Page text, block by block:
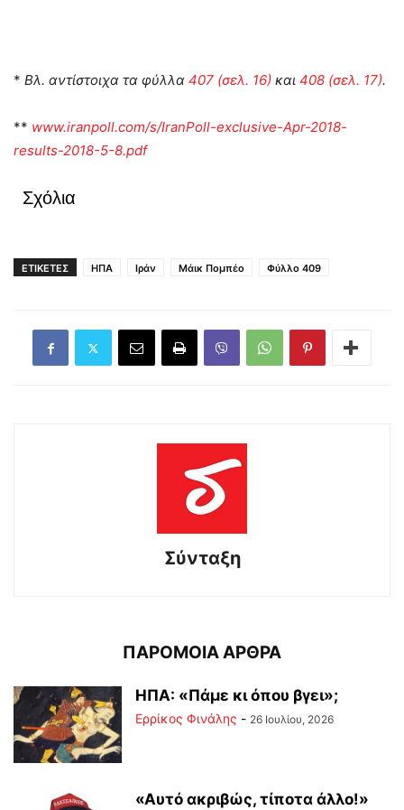
* Βλ. αντίστοιχα τα φύλλα 407 (σελ. 16) και 408 (σελ. 17).
** www.iranpoll.com/s/IranPoll-exclusive-Apr-2018-
results-2018-5-8.pdf
Σχόλια
ΕΤΙΚΕΤΕΣ ΗΠΑ Ιράν Μάικ Πομπέο Φύλλο 409
Σύνταξη
ΠΑΡΟΜΟΙΑ ΑΡΘΡΑ
ΗΠΑ: «Πάμε κι όπου βγει»;
Ερρίκος Φινάλης - 26 Ιουλίου, 2026
«Αυτό ακριβώς, τίποτα άλλο!»